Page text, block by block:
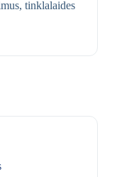
tinklalaides